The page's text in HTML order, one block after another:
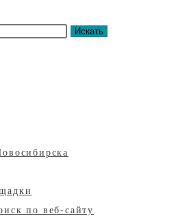
Искать
по веб-сайту